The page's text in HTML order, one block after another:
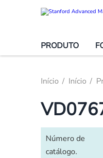
PRODUTO
Início Início
Número de
catálogo.